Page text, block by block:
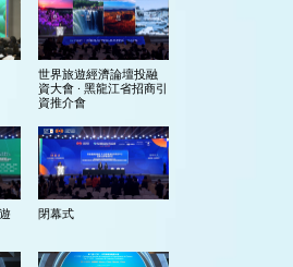
世界旅遊經濟論壇投融
資大會 · 黑龍江省招商引
資推介會
閉幕式